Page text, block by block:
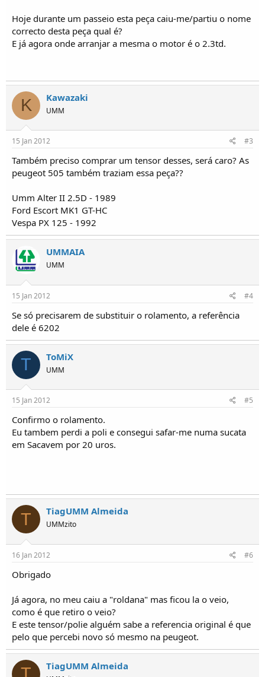
T
ó
p
s
o
Hoje durante um passeio esta peça caiu-me/partiu o nome
correcto desta peça qual é?
E já agora onde arranjar a mesma o motor é o 2.3td.
K Kawazaki
UMM
15 Jan 2012 #3
Também preciso comprar um tensor desses, será caro? As
peugeot 505 também traziam essa peça??
Umm Alter II 2.5D - 1989
Ford Escort MK1 GT-HC
Vespa PX 125 - 1992
UMMAIA
UMM
15 Jan 2012 #4
Se só precisarem de substituir o rolamento, a referência
dele é 6202
T ToMiX
UMM
15 Jan 2012 #5
Confirmo o rolamento.
Eu tambem perdi a poli e consegui safar-me numa sucata
em Sacavem por 20 uros.
T TiagUMM Almeida
UMMzito
16 Jan 2012 #6
Obrigado
Já agora, no meu caiu a "roldana" mas ficou la o veio,
como é que retiro o veio?
E este tensor/polie alguém sabe a referencia original é que
pelo que percebi novo só mesmo na peugeot.
TiagUMM Almeida